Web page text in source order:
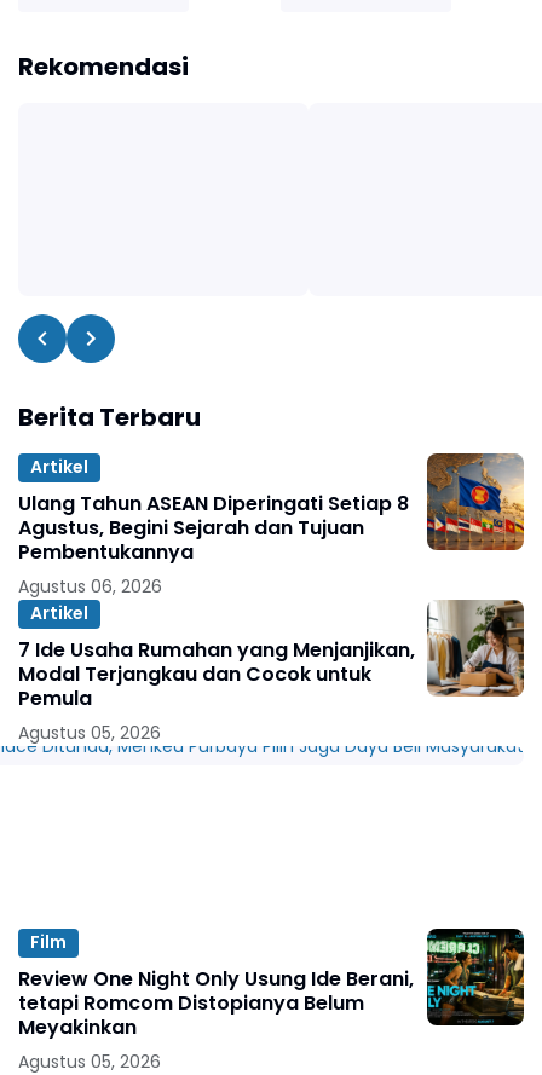
Rekomendasi
Berita Terbaru
Artikel
Ulang Tahun ASEAN Diperingati Setiap 8
Agustus, Begini Sejarah dan Tujuan
Pembentukannya
Agustus 06, 2026
Artikel
7 Ide Usaha Rumahan yang Menjanjikan,
Modal Terjangkau dan Cocok untuk
Pemula
Agustus 05, 2026
Film
Review One Night Only Usung Ide Berani,
tetapi Romcom Distopianya Belum
Meyakinkan
Agustus 05, 2026